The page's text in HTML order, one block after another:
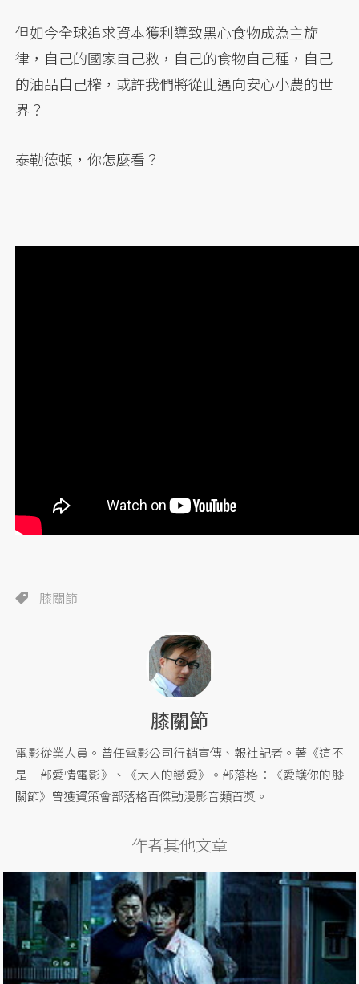
但如今全球追求資本獲利導致黑心食物成為主旋
律，自己的國家自己救，自己的食物自己種，自己
的油品自己榨，或許我們將從此邁向安心小農的世
界？
泰勒德頓，你怎麼看？
膝關節
膝關節
電影從業人員。曾任電影公司行銷宣傳、報社記者。著《這不
是一部愛情電影》、《大人的戀愛》。部落格：《愛護你的膝
關節》曾獲資策會部落格百傑動漫影音類首獎。
作者其他文章